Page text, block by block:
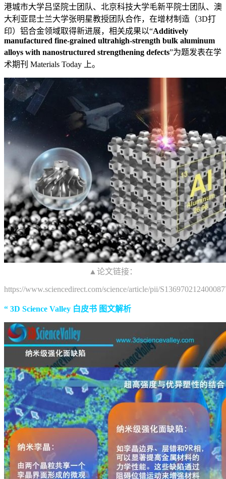
港城市大学吕坚院士团队、北京科技大学毛新平院士团队、澳
大利亚昆士兰大学张明星教授团队合作，在增材制造（3D打
印）铝合金领域取得新进展，相关成果以“Additively
manufactured fine-grained ultrahigh-strength bulk aluminum
alloys with nanostructured strengthening defects”为题发表在学
术期刊 Materials Today 上。
▲论文链接：
https://www.sciencedirect.com/science/article/pii/
“ 3D Science Valley 白皮书 图文解析